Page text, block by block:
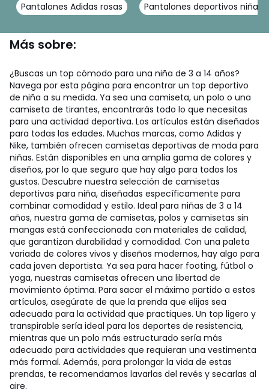
Pantalones Adidas rosas Pantalones deportivos niña
Más sobre:
¿Buscas un top cómodo para una niña de 3 a 14 años?
Navega por esta página para encontrar un top deportivo
de niña a su medida. Ya sea una camiseta, un polo o una
camiseta de tirantes, encontrarás todo lo que necesitas
para una actividad deportiva. Los artículos están diseñados
para todas las edades. Muchas marcas, como Adidas y
Nike, también ofrecen camisetas deportivas de moda para
niñas. Están disponibles en una amplia gama de colores y
diseños, por lo que seguro que hay algo para todos los
gustos. Descubre nuestra selección de camisetas
deportivas para niña, diseñadas específicamente para
combinar comodidad y estilo. Ideal para niñas de 3 a 14
años, nuestra gama de camisetas, polos y camisetas sin
mangas está confeccionada con materiales de calidad,
que garantizan durabilidad y comodidad. Con una paleta
variada de colores vivos y diseños modernos, hay algo para
cada joven deportista. Ya sea para hacer footing, fútbol o
yoga, nuestras camisetas ofrecen una libertad de
movimiento óptima. Para sacar el máximo partido a estos
artículos, asegúrate de que la prenda que elijas sea
adecuada para la actividad que practiques. Un top ligero y
transpirable sería ideal para los deportes de resistencia,
mientras que un polo más estructurado sería más
adecuado para actividades que requieran una vestimenta
más formal. Además, para prolongar la vida de estas
prendas, te recomendamos lavarlas del revés y secarlas al
aire.